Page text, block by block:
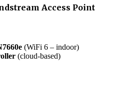
Access Point
(WiFi 6 – indoor)
(cloud-based)